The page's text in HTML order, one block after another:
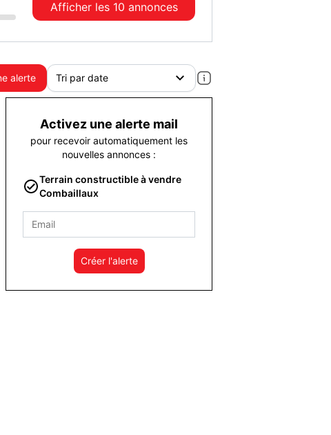
Afficher les 10 annonces
alerte
Activez une alerte mail
pour recevoir automatiquement les
nouvelles annonces :
Terrain constructible à vendre
Combaillaux
Créer l'alerte